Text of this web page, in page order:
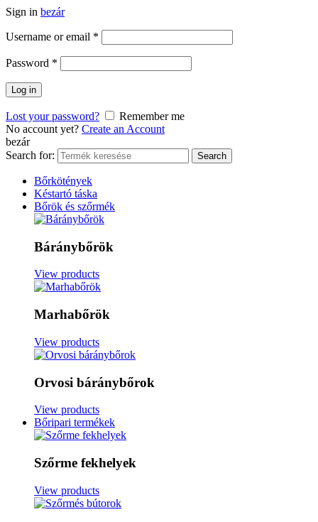
Sign in bezár
Username or email *
Password *
Log in
Lost your password?
Remember me
No account yet? Create an Account
bezár
Search for:
Search
Bőrkötények
Késtartó táska
Bőrök és szőrmék
Báránybőrök
View products
Marhabőrök
View products
Orvosi báránybőrok
View products
Bőripari termékek
Szőrme fekhelyek
View products